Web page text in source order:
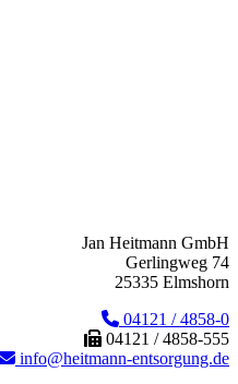
Jan Heitmann GmbH
Gerlingweg 74
25335 Elmshorn
04121 / 4858-0
04121 / 4858-555
info@heitmann-entsorgung.de